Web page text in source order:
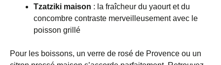
Tzatziki maison : la fraîcheur du yaourt et du
concombre contraste merveilleusement avec le
poisson grillé
Pour les boissons, un verre de rosé de Provence ou un